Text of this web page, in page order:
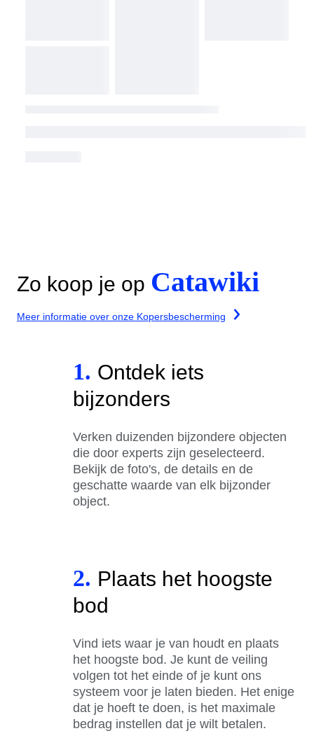
Zo koop je op Catawiki
Meer informatie over onze Kopersbescherming
1. Ontdek iets
bijzonders
Verken duizenden bijzondere objecten
die door experts zijn geselecteerd.
Bekijk de foto's, de details en de
geschatte waarde van elk bijzonder
object.
2. Plaats het hoogste
bod
Vind iets waar je van houdt en plaats
het hoogste bod. Je kunt de veiling
volgen tot het einde of je kunt ons
systeem voor je laten bieden. Het enige
dat je hoeft te doen, is het maximale
bedrag instellen dat je wilt betalen.